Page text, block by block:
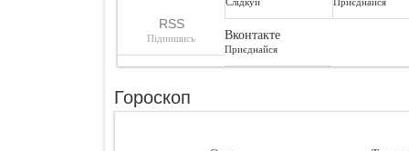
RSS
Підпишись Вконтакте
Приєднайся
Гороскоп